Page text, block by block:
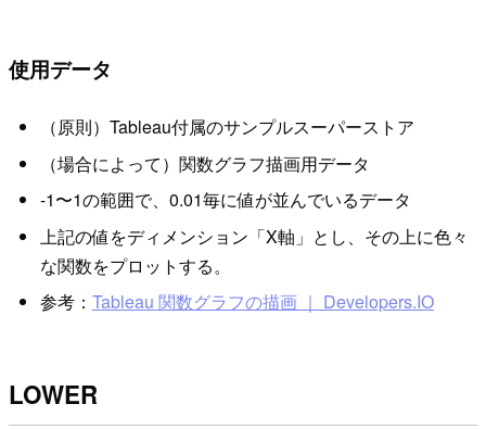
使用データ
（原則）Tableau付属のサンプルスーパーストア
（場合によって）関数グラフ描画用データ
-1〜1の範囲で、0.01毎に値が並んでいるデータ
上記の値をディメンション「X軸」とし、その上に色々
な関数をプロットする。
参考： Tableau 関数グラフの描画 ｜ Developers.IO
LOWER